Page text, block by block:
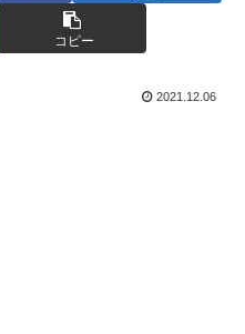
コピー
2021.12.06